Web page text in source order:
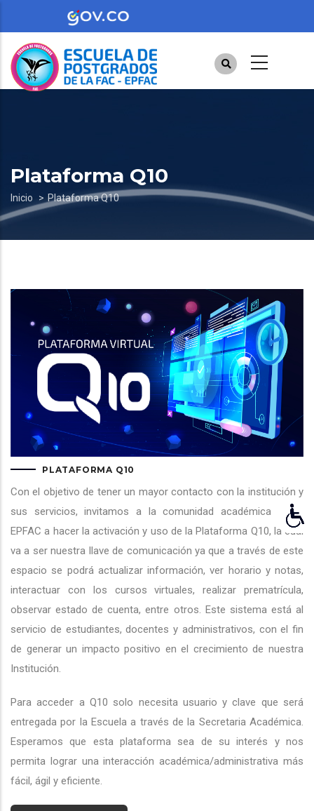
contenido
principal
Plataforma Q10
Sobrescribir
enlaces
de
a
navegación
Inicio Plataforma Q10
PLATAFORMA Q10
Con el objetivo de tener un mayor contacto con la institución y
sus servicios, invitamos a la comunidad académica de la
EPFAC a hacer la activación y uso de la Plataforma Q10, la cual
va a ser nuestra llave de comunicación ya que a través de este
espacio se podrá actualizar información, ver horario y notas,
interactuar con los cursos virtuales, realizar prematrícula,
observar estado de cuenta, entre otros. Este sistema está al
servicio de estudiantes, docentes y administrativos, con el fin
de generar un impacto positivo en el crecimiento de nuestra
Institución.
Para acceder a Q10 solo necesita usuario y clave que será
entregada por la Escuela a través de la Secretaria Académica.
Esperamos que esta plataforma sea de su interés y nos
permita lograr una interacción académica/administrativa más
fácil, ágil y eficiente.